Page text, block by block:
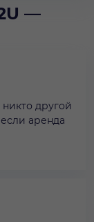
—
другой
аренда